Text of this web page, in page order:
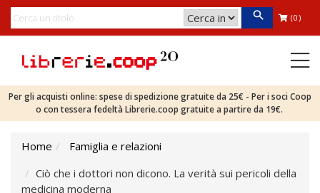
(0)
Per gli acquisti online: spese di spedizione gratuite da 25€ - Per i soci Coop
o con tessera fedeltà Librerie.coop gratuite a partire da 19€.
Home
Famiglia e relazioni
Ciò che i dottori non dicono. La verità sui pericoli della
medicina moderna